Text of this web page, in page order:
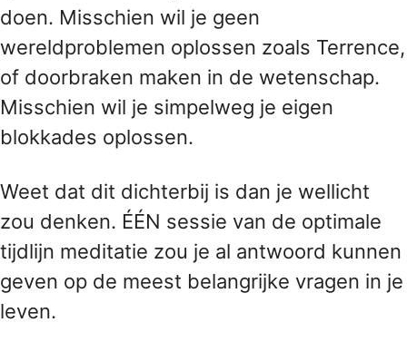
doen. Misschien wil je geen
wereldproblemen oplossen zoals Terrence,
of doorbraken maken in de wetenschap.
Misschien wil je simpelweg je eigen
blokkades oplossen.
Weet dat dit dichterbij is dan je wellicht
zou denken. ÉÉN sessie van de optimale
tijdlijn meditatie zou je al antwoord kunnen
geven op de meest belangrijke vragen in je
leven.